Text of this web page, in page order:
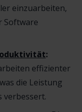
einzuarbeiten,
Software
:
effizienter
die Leistung
verbessert.